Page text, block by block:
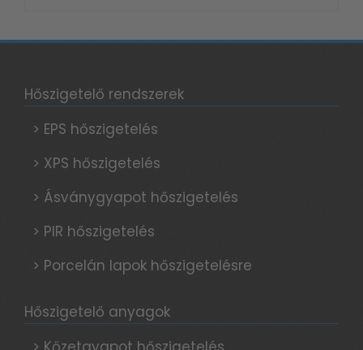
Hőszigetelő rendszerek
> EPS hőszigetelés
> XPS hőszigetelés
> Ásványgyapot hőszigetelés
> PIR hőszigetelés
> Porcelán lapok hőszigetelésre
Hőszigetelő anyagok